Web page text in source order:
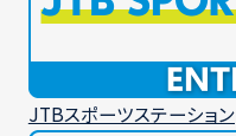
JTBスポーツステーション